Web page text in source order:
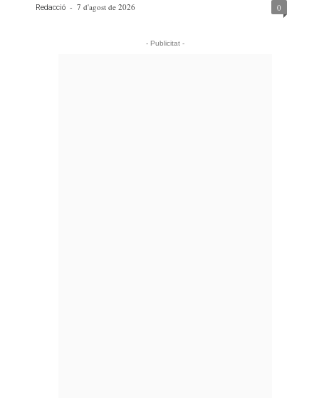
Redacció - 7 d'agost de 2026 0
- Publicitat -